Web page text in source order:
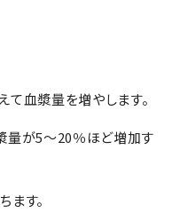
血漿量を増やします。
量が5～20％ほど増加す
す。